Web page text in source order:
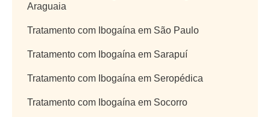
Araguaia
Tratamento com Ibogaína em São Paulo
Tratamento com Ibogaína em Sarapuí
Tratamento com Ibogaína em Seropédica
Tratamento com Ibogaína em Socorro